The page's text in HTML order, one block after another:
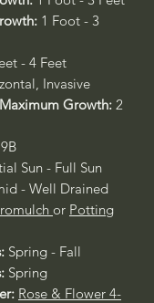
1 Foot - 3
- 4 Feet
Invasive
Growth: 2
Sun - Full Sun
- Well Drained
or Potting
Spring - Fall
Spring
Rose & Flower 4-